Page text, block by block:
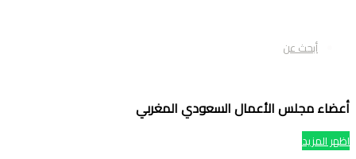
أبحث عن
مجلس الأعمال السعودي المغربي
المزيد